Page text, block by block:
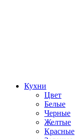
Кухни
Цвет
Белые
Черные
Желтые
Красные